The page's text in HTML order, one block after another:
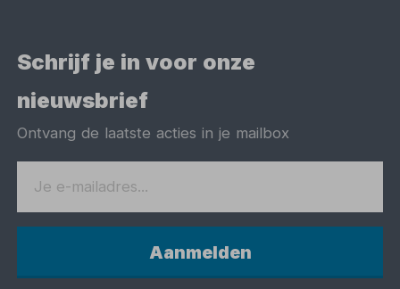
Schrijf je in voor onze
nieuwsbrief
Ontvang de laatste acties in je mailbox
Aanmelden